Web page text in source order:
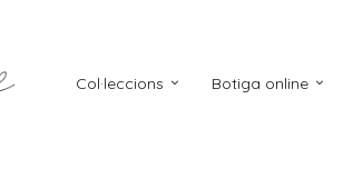
Col·leccions Botiga online